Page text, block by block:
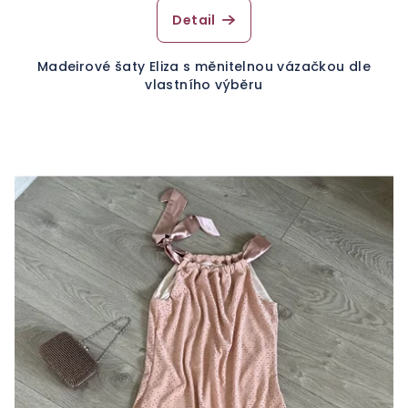
Detail
Madeirové šaty Eliza s měnitelnou vázačkou dle
vlastního výběru